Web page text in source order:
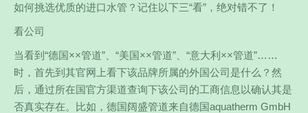
如何挑选优质的进口水管？记住以下三“看”，绝对错不了！
看公司
当看到“德国××管道”、“美国××管道”、“意大利××管道”……
时，首先到其官网上看下该品牌所属的外国公司是什么？然
后，通过所在国官方渠道查询下该公司的工商信息以确认其是
否真实存在。比如，德国阔盛管道来自德国aquatherm GmbH